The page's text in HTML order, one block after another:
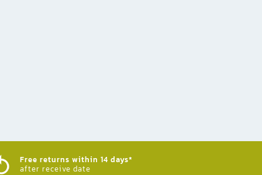
Free returns within 14 days*
after receive date